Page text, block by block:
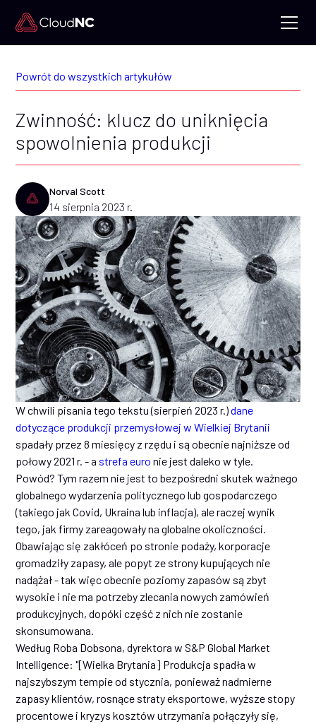
Powrót do wszystkich artykułów
Zwinność: klucz do uniknięcia
spowolnienia produkcji
Norval Scott
14 sierpnia 2023 r.
W chwili pisania tego tekstu (sierpień 2023 r.)dane
dotyczące produkcji przemysłowej w Wielkiej Brytanii
spadały przez 8 miesięcy z rzędu i są obecnie najniższe od
połowy 2021 r. - a strefa euro nie jest daleko w tyle.
Powód? Tym razem nie jest to bezpośredni skutek ważnego
globalnego wydarzenia politycznego lub gospodarczego
(takiego jak Covid, Ukraina lub inflacja), ale raczej wynik
tego, jak firmy zareagowały na globalne okoliczności.
Obawiając się zakłóceń po stronie podaży, korporacje
gromadziły zapasy, ale popyt ze strony kupujących nie
nadążał - tak więc obecnie poziomy zapasów są zbyt
wysokie i nie ma potrzeby zlecania nowych zamówień
produkcyjnych, dopóki część z nich nie zostanie
skonsumowana.
Według Roba Dobsona, dyrektora w S&P Global Market
Intelligence: "[Wielka Brytania] Produkcja spadła w
najszybszym tempie od stycznia, ponieważ nadmierne
zapasy klientów, rosnące straty eksportowe, wyższe stopy
procentowe i kryzys kosztów utrzymania połączyły się,